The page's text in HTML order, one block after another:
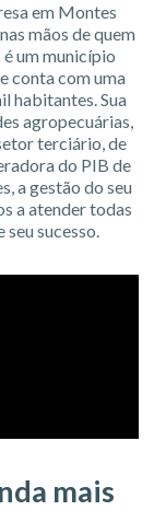
em Montes
mãos de quem
um município
conta com uma
habitantes. Sua
agropecuárias,
terciário, de
do PIB de
a gestão do seu
a atender todas
seu sucesso.
mais